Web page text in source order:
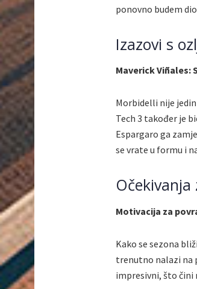
ponovno budem
Izazovi s
Maverick Viñales:
Morbidelli nije
Tech 3 također je
Espargaro ga
se vrate u formu i
Motivacija za
Kako se sezona
trenutno nalazi na
impresivni, što čini